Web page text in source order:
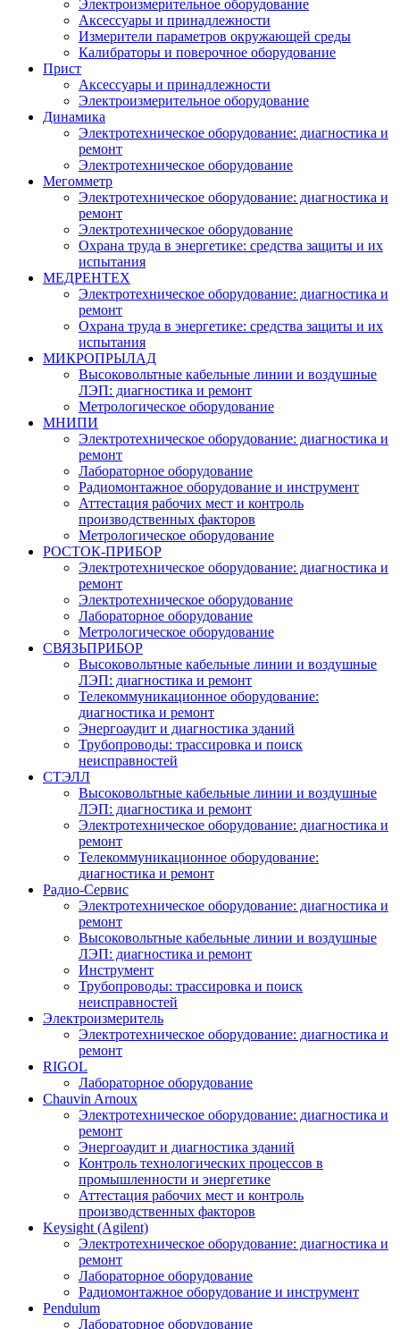
Электроизмерительное оборудование
Аксессуары и принадлежности
Измерители параметров окружающей среды
Калибраторы и поверочное оборудование
Прист
Аксессуары и принадлежности
Электроизмерительное оборудование
Динамика
Электротехническое оборудование: диагностика и
ремонт
Электротехническое оборудование
Мегомметр
Электротехническое оборудование: диагностика и
ремонт
Электротехническое оборудование
Охрана труда в энергетике: средства защиты и их
испытания
МЕДРЕНТЕХ
Электротехническое оборудование: диагностика и
ремонт
Охрана труда в энергетике: средства защиты и их
испытания
МИКРОПРЫЛАД
Высоковольтные кабельные линии и воздушные
ЛЭП: диагностика и ремонт
Метрологическое оборудование
МНИПИ
Электротехническое оборудование: диагностика и
ремонт
Лабораторное оборудование
Радиомонтажное оборудование и инструмент
Аттестация рабочих мест и контроль
производственных факторов
Метрологическое оборудование
РОСТОК-ПРИБОР
Электротехническое оборудование: диагностика и
ремонт
Электротехническое оборудование
Лабораторное оборудование
Метрологическое оборудование
СВЯЗЬПРИБОР
Высоковольтные кабельные линии и воздушные
ЛЭП: диагностика и ремонт
Телекоммуникационное оборудование:
диагностика и ремонт
Энергоаудит и диагностика зданий
Трубопроводы: трассировка и поиск
неисправностей
СТЭЛЛ
Высоковольтные кабельные линии и воздушные
ЛЭП: диагностика и ремонт
Электротехническое оборудование: диагностика и
ремонт
Телекоммуникационное оборудование:
диагностика и ремонт
Радио-Cервис
Электротехническое оборудование: диагностика и
ремонт
Высоковольтные кабельные линии и воздушные
ЛЭП: диагностика и ремонт
Инструмент
Трубопроводы: трассировка и поиск
неисправностей
Электроизмеритель
Электротехническое оборудование: диагностика и
ремонт
RIGOL
Лабораторное оборудование
Chauvin Arnoux
Электротехническое оборудование: диагностика и
ремонт
Энергоаудит и диагностика зданий
Контроль технологических процессов в
промышленности и энергетике
Аттестация рабочих мест и контроль
производственных факторов
Keysight (Agilent)
Электротехническое оборудование: диагностика и
ремонт
Лабораторное оборудование
Радиомонтажное оборудование и инструмент
Pendulum
Лабораторное оборудование